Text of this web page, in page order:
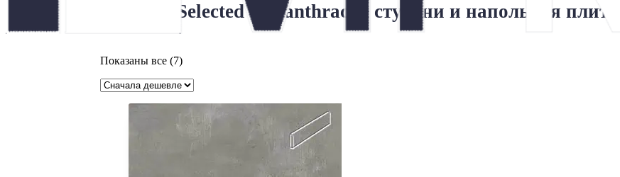
Stroeher Selected 982 anthracite ступени и напольная плитка
Показаны все (7)Цены:
возрастанию